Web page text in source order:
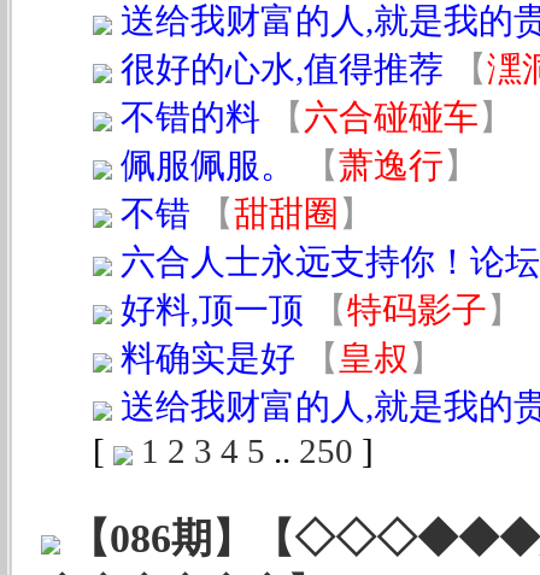
送给我财富的人,就是我的
很好的心水,值得推荐
【潶
不错的料
【六合碰碰车】
佩服佩服。
【萧逸行】
不错
【甜甜圈 】
六合人士永远支持你！论
好料,顶一顶
【特码影子】
料确实是好
【 皇叔 】
送给我财富的人,就是我的
[
1 2 3 4 5 .. 250 ]
【086期】【◇◇◇◆◆◆